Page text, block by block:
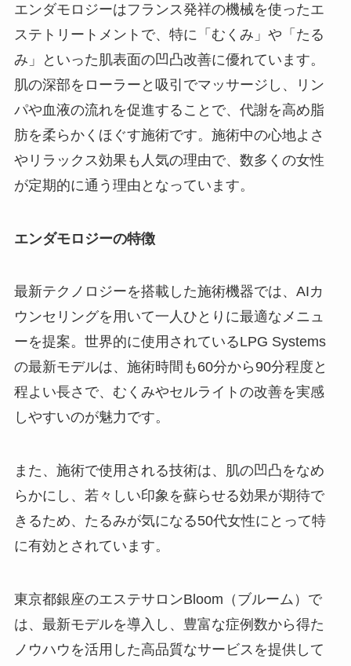
エンダモロジーはフランス発祥の機械を使ったエ
ステトリートメントで、特に「むくみ」や「たる
み」といった肌表面の凹凸改善に優れています。
肌の深部をローラーと吸引でマッサージし、リン
パや血液の流れを促進することで、代謝を高め脂
肪を柔らかくほぐす施術です。施術中の心地よさ
やリラックス効果も人気の理由で、数多くの女性
が定期的に通う理由となっています。
エンダモロジーの特徴
最新テクノロジーを搭載した施術機器では、AIカ
ウンセリングを用いて一人ひとりに最適なメニュ
ーを提案。世界的に使用されているLPG Systems
の最新モデルは、施術時間も60分から90分程度と
程よい長さで、むくみやセルライトの改善を実感
しやすいのが魅力です。
また、施術で使用される技術は、肌の凹凸をなめ
らかにし、若々しい印象を蘇らせる効果が期待で
きるため、たるみが気になる50代女性にとって特
に有効とされています。
東京都銀座のエステサロンBloom（ブルーム）で
は、最新モデルを導入し、豊富な症例数から得た
ノウハウを活用した高品質なサービスを提供して